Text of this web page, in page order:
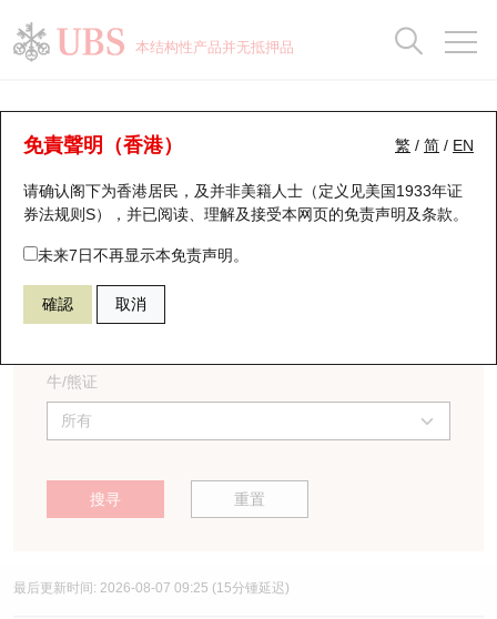
本结构性产品并无抵押品
繁 / 简 / EN
免責聲明（香港）
请确认阁下为香港居民，及并非美籍人士（定义见美国1933年证
券法规则S），并已阅读、理解及接受本网页的免责声明及条款。
未来7日不再显示本免责声明。
確認 取消
牛熊证到期结算价查找
搜寻编号
相关资产
牛/熊证
搜寻 重置
最后更新时间: 2026-08-07 09:25 (15分锺延迟)
瑞银认股证一览
新发行瑞银认股证
即将到期认股证
认股证到期结算价查找
认股证分析仪
认股证速算机
认股证文件及公告
街货统计
比较
牛熊全景快搜
牛熊证搜寻
牛熊证街货分布图
正股牛熊证列表
新发行瑞银牛熊证
已收回牛熊证剩余价值
牛熊证分析仪
街货统计
比较
十大升幅/跌幅
十大认股证成交分布
十天股证占大市成交
资金流
街货统计
三十大平均引伸波幅
正股分析仪
二十大活跃股份
恒指成份股
国指成份股
科指成份股
相关资产沽空
AH 股价对照
持股比重
显示所有持股比重
每月轮证大市专题
轮证专栏
讲座及教育短片
认股证投资者教育
牛熊证投资者教育
认股证牛熊证常问问题